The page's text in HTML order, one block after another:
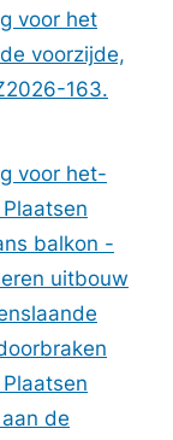
voor het
voorzijde,
163.
voor het-
balkon -
uitbouw
de